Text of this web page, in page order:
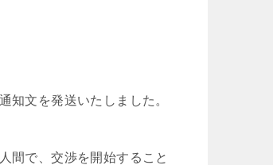
知文を発送いたしました。
間で、交渉を開始すること